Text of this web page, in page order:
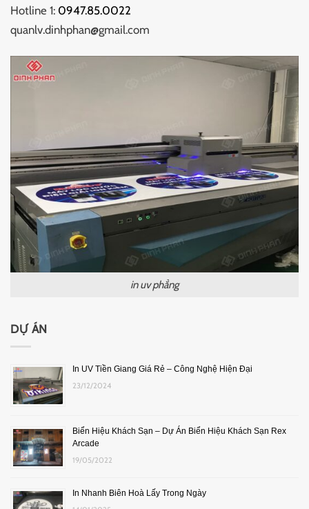
Hotline 1: 0947.85.0022
quanlv.dinhphan@gmail.com
in uv phẳng
DỰ ÁN
In UV Tiền Giang Giá Rẻ – Công Nghệ Hiện Đại
23/12/2024
Biển Hiệu Khách Sạn – Dự Án Biển Hiệu Khách Sạn Rex
Arcade
19/05/2022
In Nhanh Biên Hoà Lấy Trong Ngày